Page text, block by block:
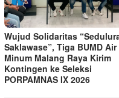
Wujud Solidaritas
Saklawase”, Tiga BUMD Air
Minum Malang Raya Kirim
Kontingen ke Seleksi
PORPAMNAS IX 2026